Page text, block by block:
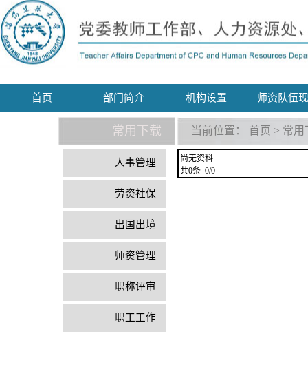
首页 部门简介 机构设置 师资队伍
常用下载
人事管理
劳资社保
出国出境
师资管理
职称评审
职工工作
当前位置： 首页 > 常用
尚无资料
共0条 0/0